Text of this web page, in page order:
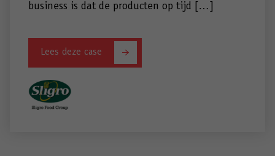
business is dat de producten op tijd […]
Lees deze case